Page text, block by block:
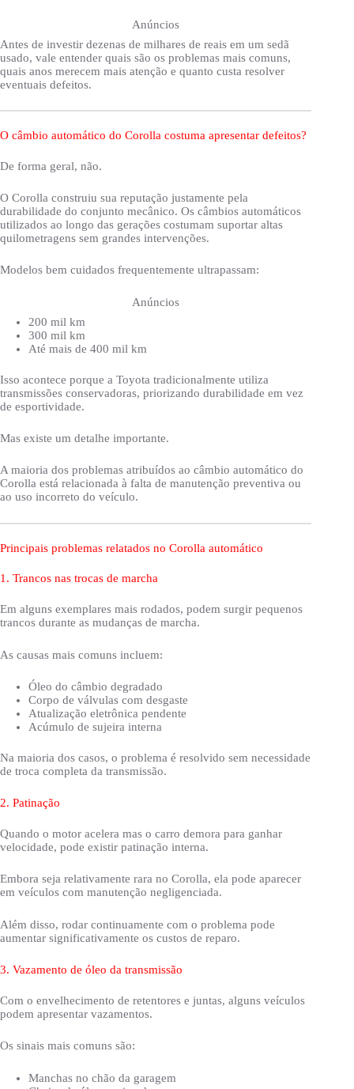
Anúncios
Antes de investir dezenas de milhares de reais em um sedã
usado, vale entender quais são os problemas mais comuns,
quais anos merecem mais atenção e quanto custa resolver
eventuais defeitos.
O câmbio automático do Corolla costuma apresentar defeitos?
De forma geral, não.
O Corolla construiu sua reputação justamente pela
durabilidade do conjunto mecânico. Os câmbios automáticos
utilizados ao longo das gerações costumam suportar altas
quilometragens sem grandes intervenções.
Modelos bem cuidados frequentemente ultrapassam:
Anúncios
200 mil km
300 mil km
Até mais de 400 mil km
Isso acontece porque a Toyota tradicionalmente utiliza
transmissões conservadoras, priorizando durabilidade em vez
de esportividade.
Mas existe um detalhe importante.
A maioria dos problemas atribuídos ao câmbio automático do
Corolla está relacionada à falta de manutenção preventiva ou
ao uso incorreto do veículo.
Principais problemas relatados no Corolla automático
1. Trancos nas trocas de marcha
Em alguns exemplares mais rodados, podem surgir pequenos
trancos durante as mudanças de marcha.
As causas mais comuns incluem:
Óleo do câmbio degradado
Corpo de válvulas com desgaste
Atualização eletrônica pendente
Acúmulo de sujeira interna
Na maioria dos casos, o problema é resolvido sem necessidade
de troca completa da transmissão.
2. Patinação
Quando o motor acelera mas o carro demora para ganhar
velocidade, pode existir patinação interna.
Embora seja relativamente rara no Corolla, ela pode aparecer
em veículos com manutenção negligenciada.
Além disso, rodar continuamente com o problema pode
aumentar significativamente os custos de reparo.
3. Vazamento de óleo da transmissão
Com o envelhecimento de retentores e juntas, alguns veículos
podem apresentar vazamentos.
Os sinais mais comuns são:
Manchas no chão da garagem